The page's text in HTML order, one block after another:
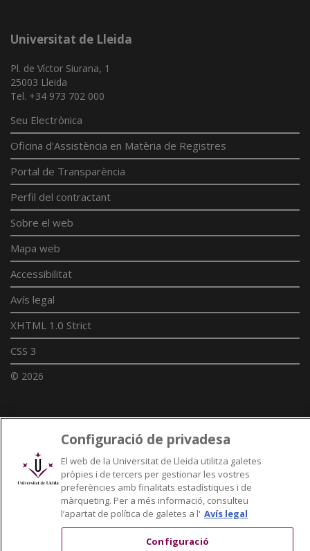
Universitat de Lleida
Pl. de Víctor Siurana, 1
25003 Lleida
Tel. +34 973 702 000
Seu Electrònica
Oficina d'Assistència en Matèria de Registres
Portal de Transparència
Perfil del contractant
Sobre el web
Mapa web
Accessibilitat
Avís legal
XHTML 1.0 Strict
CSS 3
© 2026
Enllaços UdL
Xarxes universitàries
Configuració de privadesa
El web de la Universitat de Lleida utilitza galetes
pròpies i de tercers per gestionar les vostres
preferències amb finalitats estadístiques i de
màrqueting. Per a més informació, consulteu
l’apartat de política de galetes a l' Avís legal
Configuració